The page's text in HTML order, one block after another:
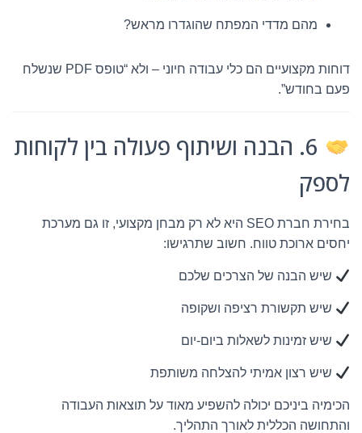
מהם מדדי המפתח שהוגדרו מראש?
דוחות מקצועיים הם כלי עבודה חיוני – ולא “טופס PDF שנשלח
פעם בחודש”.
6. הבנה ושיתוף פעולה בין לקוחות
לספק
בחירת חברת SEO היא לא רק מבחן מקצועי, זו גם מערכת
יחסים ארוכת טווח. חשוב שתרגישו:
שיש הבנה של הצרכים שלכם
שיש תקשורת רציפה ושקופה
שיש זמינות לשאלות ביום-יום
שיש רצון אמיתי להצלחה משותפת
הכימיה ביניכם יכולה להשפיע מאוד על תוצאות העבודה
והתחושה הכללית לאורך התהליך.